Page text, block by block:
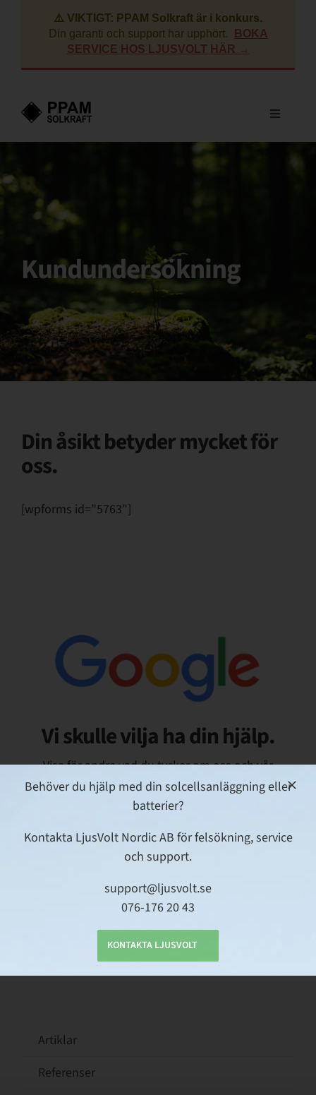
⚠️ VIKTIGT: PPAM Solkraft är i konkurs.
Din garanti och support har upphört.
BOKA
SERVICE HOS LJUSVOLT HÄR →
Toggle
BRF
Lantbruk
Support
Kundundersökning
Din åsikt betyder mycket för
oss.
[wpforms id=”5763″]
Vi skulle vilja ha din hjälp.
Visa för andra vad du tycker om oss och vår
leverans till dig.
Artiklar
Referenser
Behöver du hjälp med din solcellsanläggning eller
batterier?
Kontakta LjusVolt Nordic AB för felsökning, service
och support.
support@ljusvolt.se
076-176 20 43
KONTAKTA LJUSVOLT